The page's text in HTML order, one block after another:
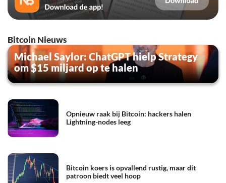
Bitcoin Nieuws
Michael Saylor: ChatGPT hielp Strategy
om $15 miljard op te halen
Opnieuw raak bij Bitcoin: hackers halen
Lightning-nodes leeg
Bitcoin koers is opvallend rustig, maar dit
patroon biedt veel hoop